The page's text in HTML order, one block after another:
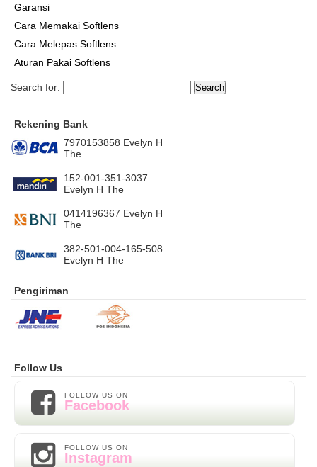
Garansi
Cara Memakai Softlens
Cara Melepas Softlens
Aturan Pakai Softlens
Search for:
Rekening Bank
7970153858 Evelyn H
The
152-001-351-3037
Evelyn H The
0414196367 Evelyn H
The
382-501-004-165-508
Evelyn H The
Pengiriman
Follow Us
FOLLOW US ON
Facebook
FOLLOW US ON
Instagram